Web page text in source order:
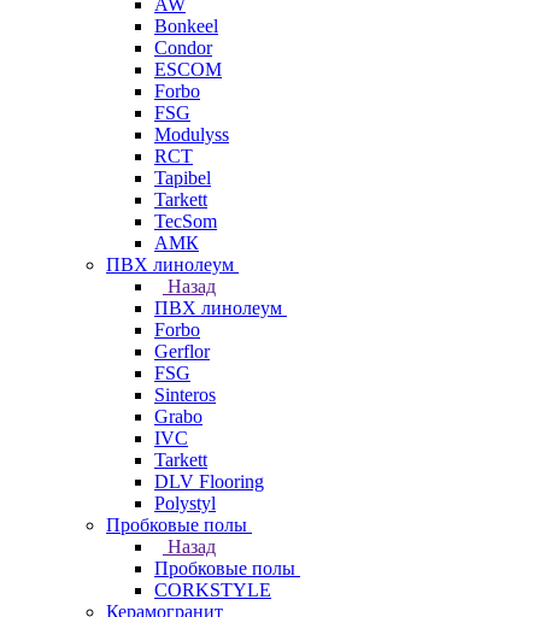
AW
Bonkeel
Condor
ESCOM
Forbo
FSG
Modulyss
RCT
Tapibel
Tarkett
TecSom
АМК
ПВХ линолеум
Назад
ПВХ линолеум
Forbo
Gerflor
FSG
Sinteros
Grabo
IVC
Tarkett
DLV Flooring
Polystyl
Пробковые полы
Назад
Пробковые полы
CORKSTYLE
Керамогранит